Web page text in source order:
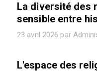
La diversité des
sensible entre
23 avril 2026 par
L'espace des